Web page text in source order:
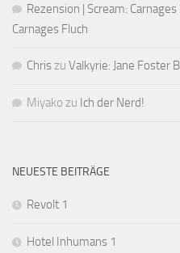
Rezension | Scream:
Carnages Fluch
Chriszu Valkyrie: Jane Foster
Miyako zu Ich der Nerd!
NEUESTE BEITRÄGE
Revolt 1
Hotel Inhumans 1